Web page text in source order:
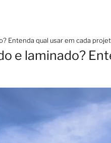
Entenda qual usar em cada
e laminado?